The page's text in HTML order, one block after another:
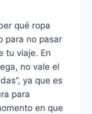
qué ropa
para no pasar
tu viaje. En
no vale el
ya que es
para
en que